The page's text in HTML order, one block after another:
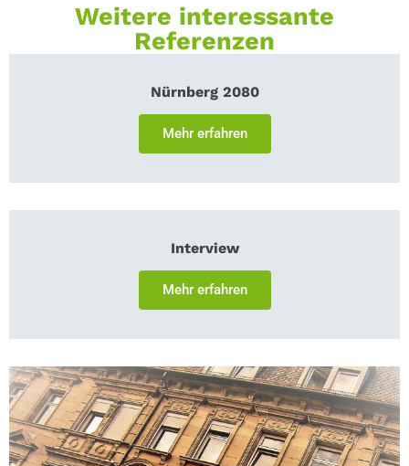
Weitere interessante
Referenzen
Nürnberg 2080
Mehr erfahren
Interview
Mehr erfahren